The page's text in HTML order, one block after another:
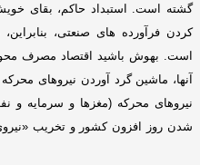
گشته است.
استبداد حاکم، بقای
کردن فرآورده های صنعتی،
است
بهوش باشید اقتصاد مصرف
آنها، ماشین گرد آوردن نیروهای
نیروهای محرکه (مغزها و سرمایه و
شدن روز افزون کشور و تخریب«